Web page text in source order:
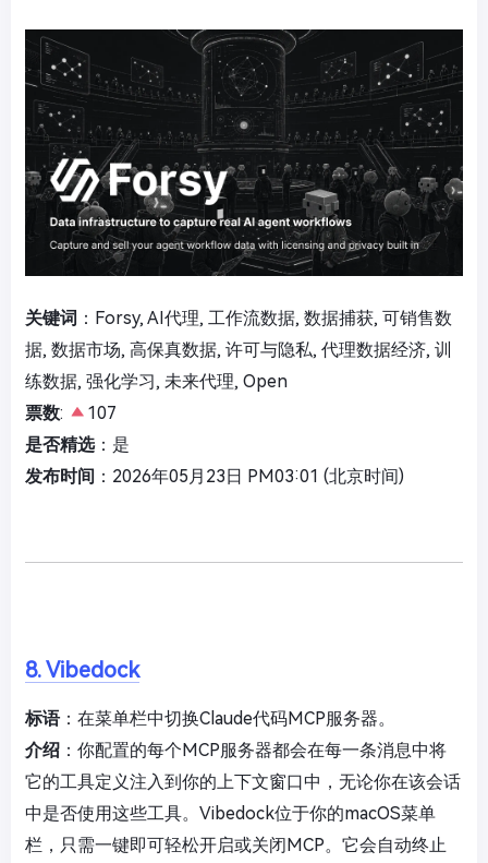
关键词 ：Forsy, AI代理, 工作流数据, 数据捕获, 可销售数
据, 数据市场, 高保真数据, 许可与隐私, 代理数据经济, 训
练数据, 强化学习, 未来代理, Open
票数:
107
是否精选：是
发布时间 ：2026年05月23日 PM03:01 (北京时间)
8. Vibedock
标语：在菜单栏中切换Claude代码MCP服务器。
介绍 ：你配置的每个MCP服务器都会在每一条消息中将
它的工具定义注入到你的上下文窗口中，无论你在该会话
中是否使用这些工具。Vibedock位于你的macOS菜单
栏，只需一键即可轻松开启或关闭MCP。它会自动终止